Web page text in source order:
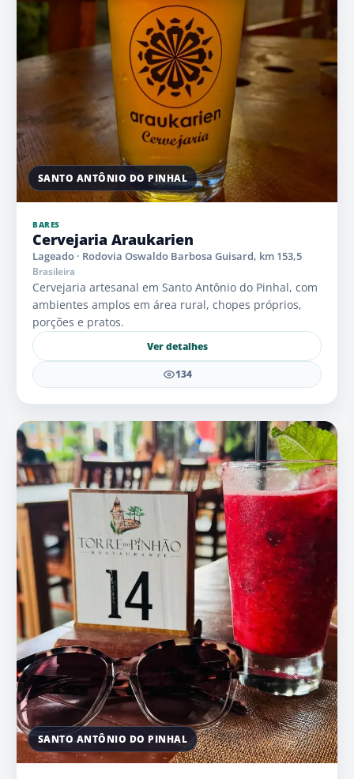
SANTO ANTÔNIO DO PINHAL
BARES
Cervejaria Araukarien
Lageado · Rodovia Oswaldo Barbosa Guisard, km 153,5
Brasileira
Cervejaria artesanal em Santo Antônio do Pinhal, com
ambientes amplos em área rural, chopes próprios,
porções e pratos.
Ver detalhes
134
SANTO ANTÔNIO DO PINHAL